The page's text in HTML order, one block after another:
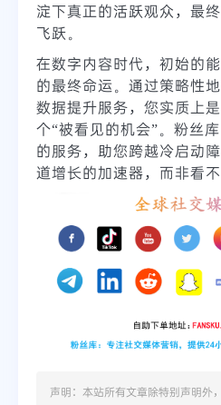
淀下真正的活跃观众，最
飞跃。
在数字内容时代，初始的
的最终命运。通过策略性
数据提升服务，您实质上
个“被看见的机会”。粉丝
的服务，助您跨越冷启动
道增长的加速器，而非看不
声明：本站所有文章除特别声明外